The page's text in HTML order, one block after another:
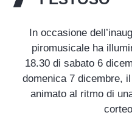
In occasione
piromusicale ha
18.30 di sabato 6
domenica 7 dicembre,
animato al ritmo di